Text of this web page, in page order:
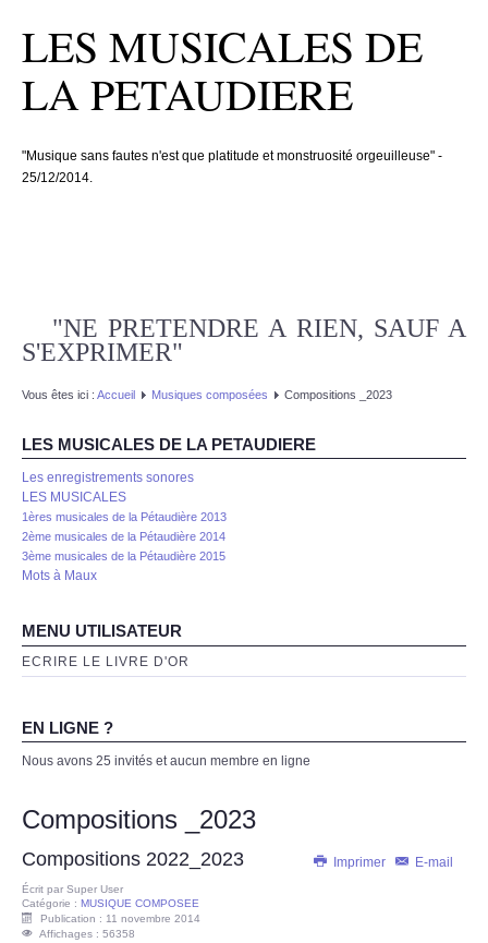
LES MUSICALES DE
LA PETAUDIERE
"Musique sans fautes n'est que platitude et monstruosité orgeuilleuse" -
25/12/2014.
"NE PRETENDRE A RIEN, SAUF A
S'EXPRIMER"
Vous êtes ici : Accueil Musiques composées Compositions _2023
LES MUSICALES DE LA PETAUDIERE
Les enregistrements sonores
LES MUSICALES
1ères musicales de la Pétaudière 2013
2ème musicales de la Pétaudière 2014
3ème musicales de la Pétaudière 2015
Mots à Maux
MENU UTILISATEUR
ECRIRE LE LIVRE D'OR
EN LIGNE ?
Nous avons 25 invités et aucun membre en ligne
Compositions _2023
Imprimer E-mail
Compositions 2022_2023
Écrit par Super User
Catégorie : MUSIQUE COMPOSEE
Publication : 11 novembre 2014
Affichages : 56358